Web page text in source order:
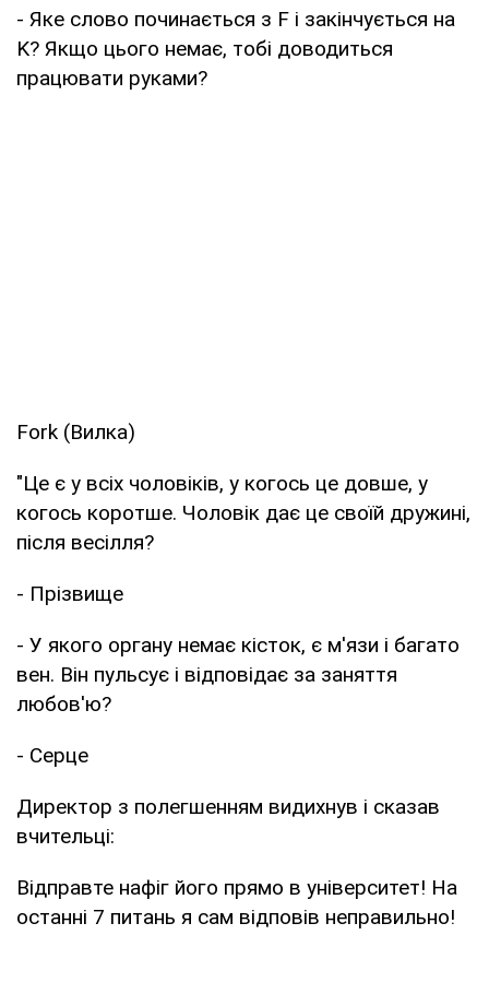
- Яке слово починається з F і закінчується на
K? Якщо цього немає, тобі доводиться
працювати руками?
Fork (Вилка)
"Це є у всіх чоловіків, у когось це довше, у
когось коротше. Чоловік дає це своїй дружині,
після весілля?
- Прізвище
- У якого органу немає кісток, є м'язи і багато
вен. Він пульсує і відповідає за заняття
любов'ю?
- Серце
Директор з полегшенням видихнув і сказав
вчительці:
Відправте нафіг його прямо в університет! На
останні 7 питань я сам відповів неправильно!